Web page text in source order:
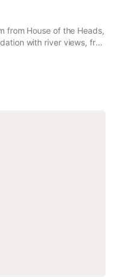
from House of the Heads,
with river views, free
has garden and city
Church.